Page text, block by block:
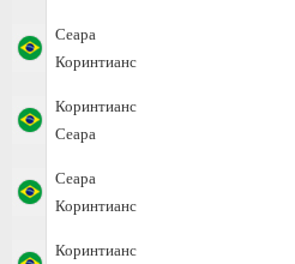
Сеара
Коринтианс
Коринтианс
Сеара
Сеара
Коринтианс
Коринтианс